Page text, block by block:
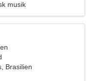
musik
Brasilien